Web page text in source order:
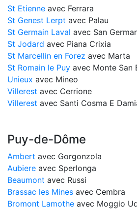
St Etienne avec Ferrara
St Genest Lerpt avec Palau
St Germain Laval avec San
St Jodard avec Piana Crixia
St Marcellin en Forez avec Marta
St Romain le Puy avec Monte San
Unieux avec Mineo
Villerest avec Cerrione
Villerest avec Santi Cosma E
Puy-de-Dôme
Ambert avec Gorgonzola
Aubiere avec Sperlonga
Beaumont avec Russi
Brassac les Mines avec Cembra
Bromont Lamothe avec Moggio